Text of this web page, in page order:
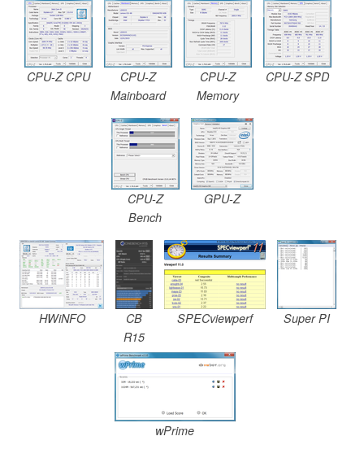
CPU-Z CPU
CPU-Z
Mainboard
CPU-Z
Memory
CPU-Z SPD
CPU-Z
Bench
GPU-Z
HWiNFO
CB
R15
SPECviewperf Super PI
wPrime